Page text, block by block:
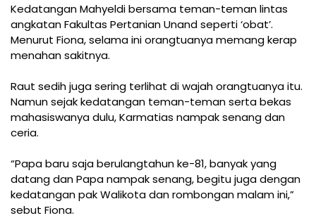
Kedatangan Mahyeldi bersama teman-teman lintas
angkatan Fakultas Pertanian Unand seperti ‘obat’.
Menurut Fiona, selama ini orangtuanya memang kerap
menahan sakitnya.
Raut sedih juga sering terlihat di wajah orangtuanya itu.
Namun sejak kedatangan teman-teman serta bekas
mahasiswanya dulu, Karmatias nampak senang dan
ceria.
“Papa baru saja berulangtahun ke-81, banyak yang
datang dan Papa nampak senang, begitu juga dengan
kedatangan pak Walikota dan rombongan malam ini,”
sebut Fiona.